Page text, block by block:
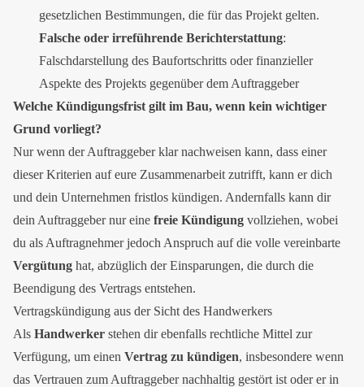
gesetzlichen Bestimmungen, die für das Projekt gelten.
Falsche oder irreführende Berichterstattung:
Falschdarstellung des Baufortschritts oder finanzieller
Aspekte des Projekts gegenüber dem Auftraggeber
Welche Kündigungsfrist gilt im Bau, wenn kein wichtiger
Grund vorliegt?
Nur wenn der Auftraggeber klar nachweisen kann, dass einer
dieser Kriterien auf eure Zusammenarbeit zutrifft, kann er dich
und dein Unternehmen fristlos kündigen. Andernfalls kann dir
dein Auftraggeber nur eine freie Kündigung vollziehen, wobei
du als Auftragnehmer jedoch Anspruch auf die volle vereinbarte
Vergütung hat, abzüglich der Einsparungen, die durch die
Beendigung des Vertrags entstehen.
Vertragskündigung aus der Sicht des Handwerkers
Als Handwerker stehen dir ebenfalls rechtliche Mittel zur
Verfügung, um einen Vertrag zu kündigen, insbesondere wenn
das Vertrauen zum Auftraggeber nachhaltig gestört ist oder er in